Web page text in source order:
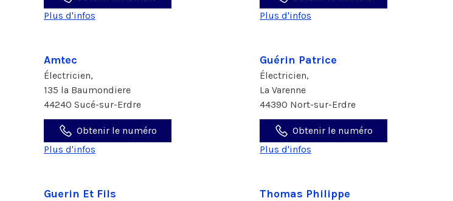
Plus d'infos
Plus d'infos
Amtec
Électricien,
135 la Baumondiere
44240 Sucé-sur-Erdre
Obtenir le numéro
Plus d'infos
Guérin Patrice
Électricien,
La Varenne
44390 Nort-sur-Erdre
Obtenir le numéro
Plus d'infos
Guerin Et Fils Thomas Philippe